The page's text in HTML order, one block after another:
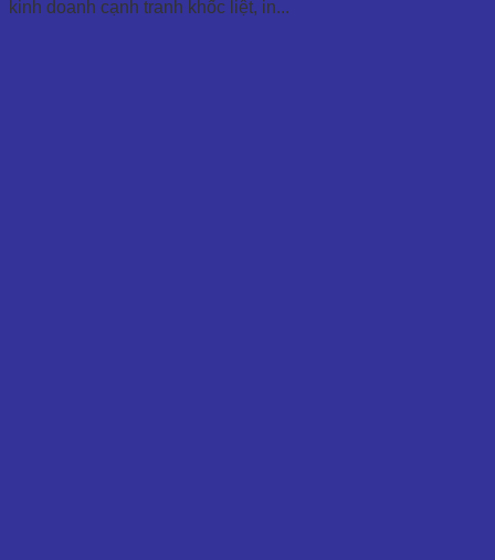
kinh doanh cạnh tranh khốc liệt, in...